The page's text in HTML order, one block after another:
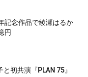
記念作品で綾瀬はるか
円
初共演『PLAN 75』